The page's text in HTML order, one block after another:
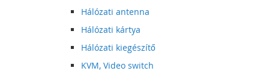
Hálózati antenna
Hálózati kártya
Hálózati kiegészítő
KVM, Video switch